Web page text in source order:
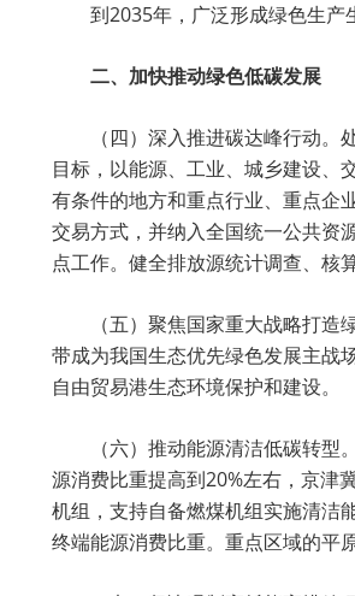
到2035年，广泛形成绿色生
二、加快推动绿色低碳发展
（四）深入推进碳达峰行动
目标，以能源、工业、城乡建设、
有条件的地方和重点行业、重点企
交易方式，并纳入全国统一公共资
点工作。健全排放源统计调查、核
（五）聚焦国家重大战略打
带成为我国生态优先绿色发展主战
自由贸易港生态环境保护和建设。
（六）推动能源清洁低碳转
源消费比重提高到20%左右，京津
机组，支持自备燃煤机组实施清洁
终端能源消费比重。重点区域的平